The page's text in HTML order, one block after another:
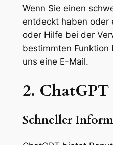
Wenn Sie einen
entdeckt haben oder
oder Hilfe bei der
bestimmten Funktion
uns eine E-Mail.
2. ChatGPT
Schneller